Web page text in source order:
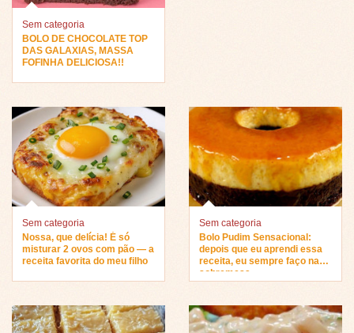
Sem categoria
BOLO DE CHOCOLATE TOP
DAS GALAXIAS, MASSA
FOFINHA DELICIOSA!!
Sem categoria
Nossa, que delícia! É só
misturar 2 ovos com pão — a
receita favorita do meu filho
Sem categoria
Bolo Pudim Sensacional:
depois que eu aprendi essa
receita, eu sempre faço na
sobremesa…